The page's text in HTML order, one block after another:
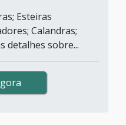
Esteiras
Calandras;
detalhes sobre...